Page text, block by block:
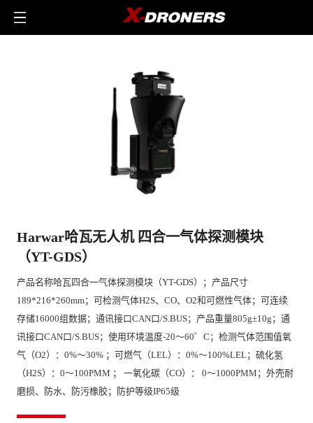
Harwar哈瓦无人机 四合一气体探测模块
（YT-GDS）
产品名称哈瓦四合一气体探测模块（YT-GDS）；产品尺寸
189*216*260mm；可检测气体H2S、CO、O2和可燃性气体；可连续
存储16000组数据；通讯接口CAN口/S.BUS；产品重量805g±10g；通
讯接口CAN口/S.BUS；使用环境温度-20～60゜C；检测气体范围值氧
气（O2）：0%～30% ；可燃气（LEL）：0%～100%LEL；硫化氢
（H2S）：0～100PMM ； 一氧化碳（CO）： 0～1000PMM；外壳耐
磨损、防水、防污橡胶；防护等级IP65级